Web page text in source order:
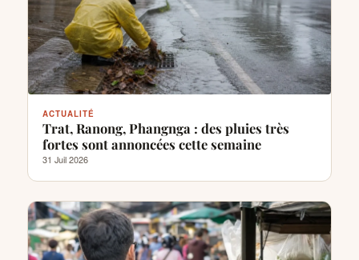
ACTUALITÉ
Trat, Ranong, Phangnga : des pluies très
fortes sont annoncées cette semaine
31 Juil 2026